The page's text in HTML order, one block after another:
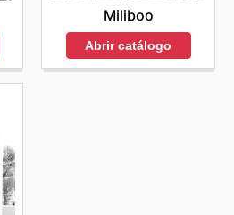
Miliboo
Abrir catálogo